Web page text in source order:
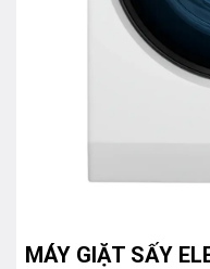
MÁY GIẶT SẤY